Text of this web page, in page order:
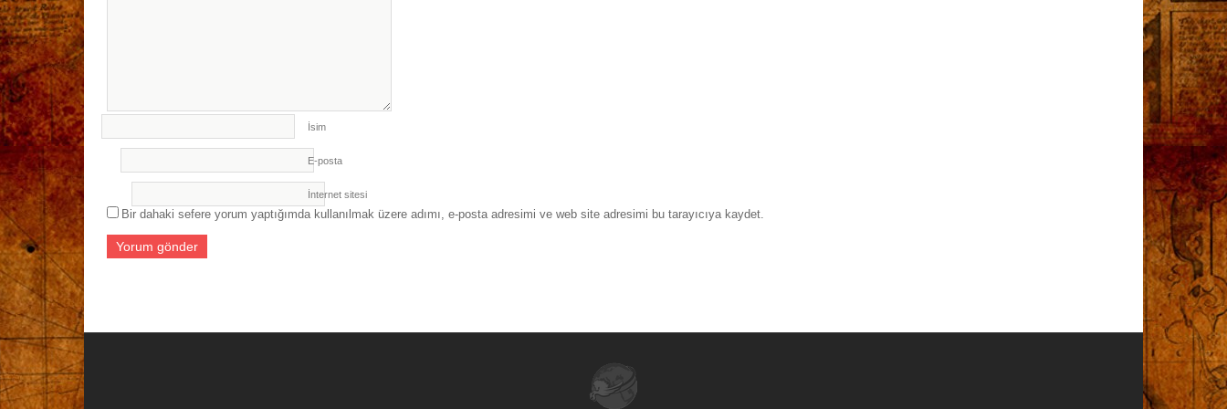
İsim
E-posta
İnternet sitesi
Bir dahaki sefere yorum yaptığımda kullanılmak üzere adımı, e-posta adresimi ve web site adresimi bu tarayıcıya kaydet.